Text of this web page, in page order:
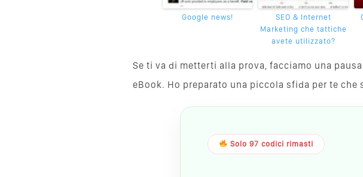
Google news!
SEO & Internet
Marketing che tattiche
avete utilizzato?
Se ti va di metterti alla prova, facciamo una
eBook. Ho preparato una piccola sfida per te
Solo 97 codici rimasti